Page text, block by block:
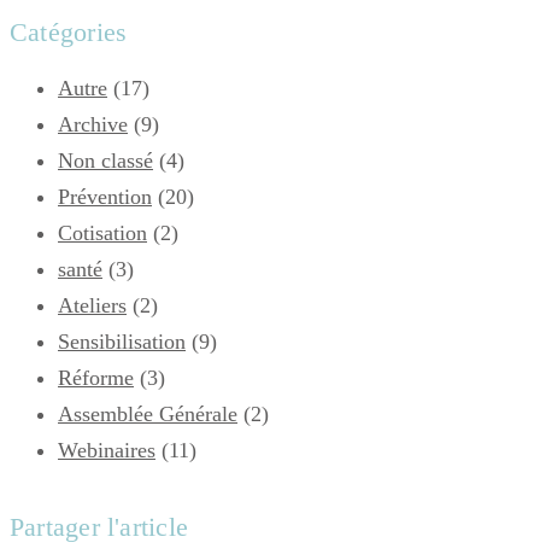
Catégories
Autre (17)
Archive (9)
Non classé (4)
Prévention (20)
Cotisation (2)
santé (3)
Ateliers (2)
Sensibilisation (9)
Réforme (3)
Assemblée Générale (2)
Webinaires (11)
Partager l'article